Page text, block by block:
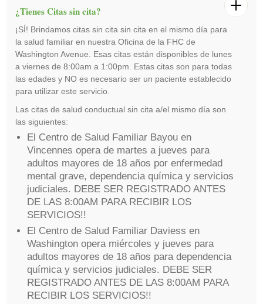
¿Tienes Citas sin cita?
¡SÍ! Brindamos citas sin cita sin cita en el mismo día para
la salud familiar en nuestra Oficina de la FHC de
Washington Avenue. Esas citas están disponibles de lunes
a viernes de 8:00am a 1:00pm. Estas citas son para todas
las edades y NO es necesario ser un paciente establecido
para utilizar este servicio.
Las citas de salud conductual sin cita a/el mismo día son
las siguientes:
El Centro de Salud Familiar Bayou en
Vincennes opera de martes a jueves para
adultos mayores de 18 años por enfermedad
mental grave, dependencia química y servicios
judiciales. DEBE SER REGISTRADO ANTES
DE LAS 8:00AM PARA RECIBIR LOS
SERVICIOS!!
El Centro de Salud Familiar Daviess en
Washington opera miércoles y jueves para
adultos mayores de 18 años para dependencia
química y servicios judiciales. DEBE SER
REGISTRADO ANTES DE LAS 8:00AM PARA
RECIBIR LOS SERVICIOS!!